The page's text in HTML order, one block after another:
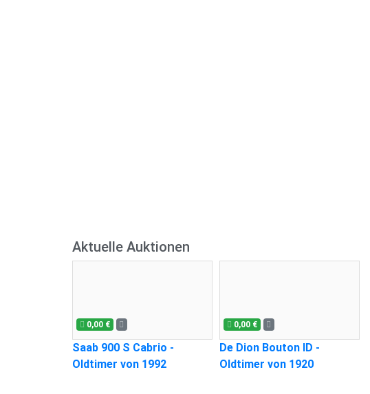
Aktuelle Auktionen
0,00 €
Saab 900 S Cabrio -
Oldtimer von 1992
0,00 €
De Dion Bouton ID -
Oldtimer von 1920